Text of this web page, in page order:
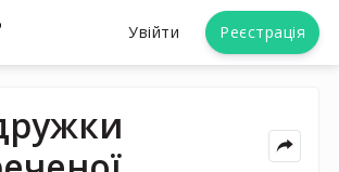
Увійти Реєстрація